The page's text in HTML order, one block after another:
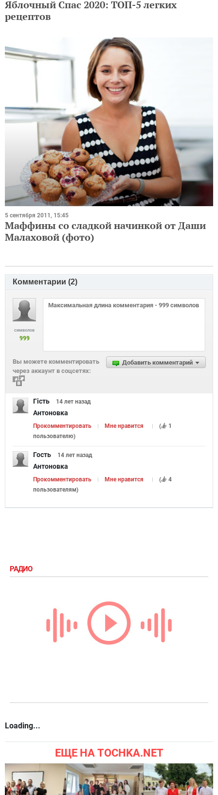
Яблочный Спас 2020: ТОП-5 легких
рецептов
5 сентября 2011, 15:45
Маффины со сладкой начинкой от Даши
Малаховой (фото)
Комментарии (2)
символов
999
Добавить комментарий
Вы можете комментировать
через аккаунт в соцсетях:
Гість 14 лет назад
Антоновка
Прокомментировать Мне нравится (
1
пользователю)
Гость 14 лет назад
Антоновка
Прокомментировать Мне нравится (
4
пользователям)
РАДИО
Loading...
ЕЩЕ НА TOCHKA.NET